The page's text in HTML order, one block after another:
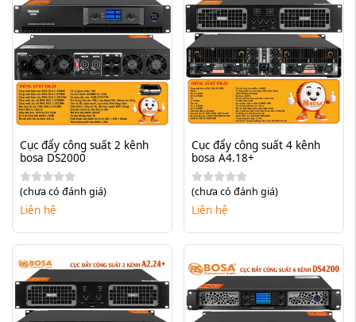
Cục đẩy công suất 2 kênh
bosa DS2000
(chưa có đánh giá)
Liên hệ
Cục đẩy công suất 4 kênh
bosa A4.18+
(chưa có đánh giá)
Liên hệ